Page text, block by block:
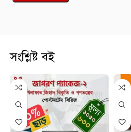
সংশ্লিষ্ট বই